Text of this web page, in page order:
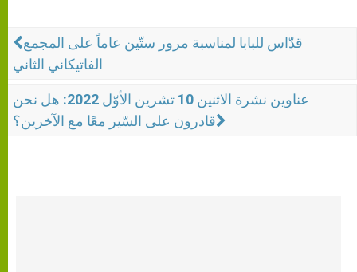
قدّاس للبابا لمناسبة مرور ستّين عاماً على المجمع
الفاتيكاني الثاني
عناوين نشرة الاثنين 10 تشرين الأوّل 2022: هل نحن
قادرون على السّير معًا مع الآخرين؟